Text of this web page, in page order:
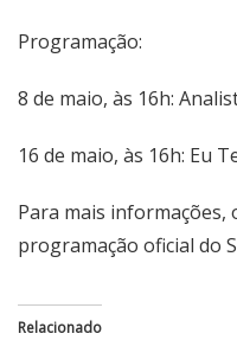
Programação:
8 de maio, às 16h:
16 de maio, às 16h: Eu
Para mais
programação oficial do
Relacionado